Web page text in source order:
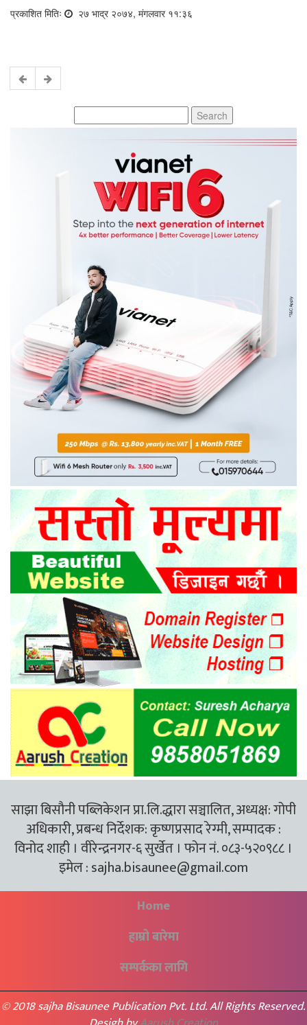
प्रकाशित मितिः २७ भाद्र २०७४, मंगलवार ११:३६
for:
साझा बिसौनी पब्लिकेशन प्रा.लि.द्धारा सञ्चालित, अध्यक्ष: गोपी
अधिकारी, प्रबन्ध निर्देशक: कृष्णप्रसाद रेग्मी, सम्पादक :
विनोद शाही । वीरेन्द्रनगर-६ सुर्खेत । फोन नं. ०८३-५२०९८८ ।
इमेल :sajha.bisaunee@gmail.com
Home
हाम्रो बारेमा
सम्पर्कका लागि
© 2018 sajha Bisaunee Publication Pvt. Ltd. All Rights Reserved.